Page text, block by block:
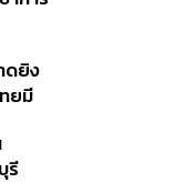
ร้คน
าที่
ดยิง
ยมี
าค
รี